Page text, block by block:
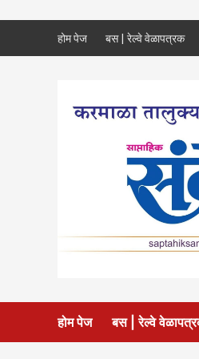
होम पेज बस | रेल्वे वेळापत्रक
होम पेज बस | रेल्वे